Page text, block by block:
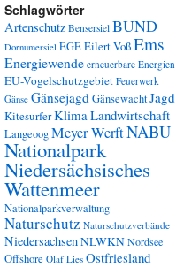
Schlagwörter
Artenschutz Bensersiel BUND
Dornumersiel EGEEilert VoßEms
Energiewende erneuerbare Energien
EU-Vogelschutzgebiet Feuerwerk
Gänse GänsejagdGänsewachtJagd
KitesurferKlimaLandwirtschaft
LangeoogMeyer WerftNABU
Nationalpark
Niedersächsisches
Wattenmeer
Nationalparkverwaltung
Naturschutz Naturschutzverbände
NiedersachsenNLWKNNordsee
Offshore Olaf Lies Ostfriesland